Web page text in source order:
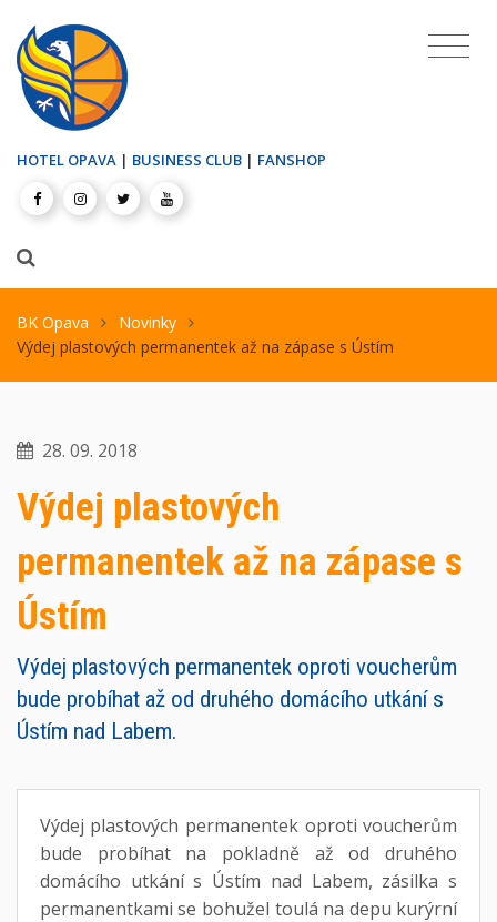
HOTEL OPAVA | BUSINESS CLUB | FANSHOP
BK Opava
Novinky
Výdej plastových permanentek až na zápase s Ústím
28. 09. 2018
Výdej plastových
permanentek až na zápase s
Ústím
Výdej plastových permanentek oproti voucherům
bude probíhat až od druhého domácího utkání s
Ústím nad Labem.
Výdej plastových permanentek oproti voucherům
bude probíhat na pokladně až od druhého
domácího utkání s Ústím nad Labem, zásilka s
permanentkami se bohužel toulá na depu kurýrní